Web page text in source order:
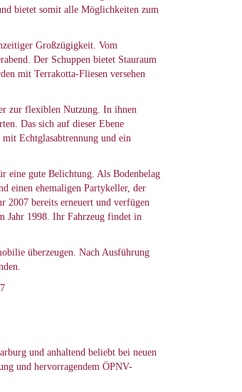
bietet somit alle Möglichkeiten zum
Großzügigkeit. Vom
Der Schuppen bietet Stauraum
mit Terrakotta-Fliesen versehen
zur flexiblen Nutzung. In ihnen
Das sich auf dieser Ebene
mit Echtglasabtrennung und ein
eine gute Belichtung. Als Bodenbelag
einen ehemaligen Partykeller, der
2007 bereits erneuert und verfügen
Jahr 1998. Ihr Fahrzeug findet in
überzeugen. Nach Ausführung
und anhaltend beliebt bei neuen
und hervorragendem ÖPNV-